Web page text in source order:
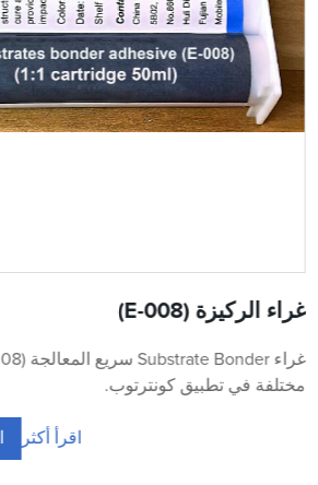
غراء الركيزة (E-008)
مختلفة في تطبيق كونترتوب.
اقرأ أكثر